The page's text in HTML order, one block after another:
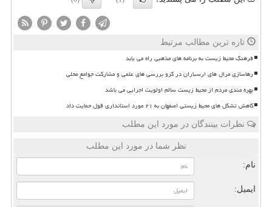
تازه ترین مطالب مرتبط
فرهنگ محیط زیست به برنامه های مذهبی راه می یابد
رهاسازی مرال های ارسباران در گرو بررسی های علمی و مشارکت جوامع محلی
بهره مندی مردم از محیط زیست سالم اولویت اجرایی می باشد
کاهش تشکل های محیط زیستی اصفهان به ۲۱ مورد استانداری قول حمایت داد
نظرات بینندگان در مورد این مطلب
نظر شما در مورد این مطلب
نام:
ایمیل: